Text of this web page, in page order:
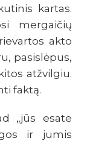
kartas.
mergaičių
akto
pasislėpus,
atžvilgiu.
faktą.
„jūs esate
ir jumis